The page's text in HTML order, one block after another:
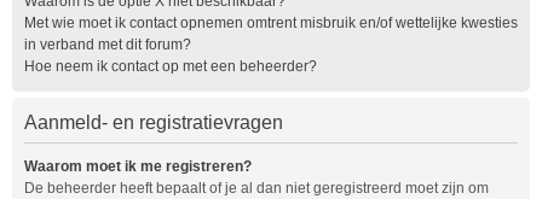
Met wie moet ik contact opnemen omtrent misbruik en/of wettelijke kwesties
in verband met dit forum?
Hoe neem ik contact op met een beheerder?
Aanmeld- en registratievragen
Waarom moet ik me registreren?
De beheerder heeft bepaalt of je al dan niet geregistreerd moet zijn om